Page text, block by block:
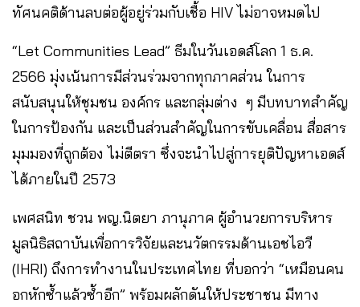
ทัศนคติด้านลบต่อผู้อยู่ร่วมกับเชื้อ HIV ไม่อาจหมดไป
“Let Communities Lead” ธีมในวันเอดส์โลก 1 ธ.ค.
2566 มุ่งเน้นการมีส่วนร่วมจากทุกภาคส่วน ในการ
สนับสนุนให้ชุมชน องค์กร และกลุ่มต่าง ๆ มีบทบาทสำคัญ
ในการป้องกัน และเป็นส่วนสำคัญในการขับเคลื่อน สื่อสาร
มุมมองที่ถูกต้อง ไม่ตีตรา ซึ่งจะนำไปสู่การยุติปัญหาเอดส์
ได้ภายในปี 2573
เพศสนิท ชวน พญ.นิตยา ภานุภาค ผู้อำนวยการบริหาร
มูลนิธิสถาบันเพื่อการวิจัยและนวัตกรรมด้านเอชไอวี
(IHRI) ถึงการทำงานในประเทศไทย ที่บอกว่า “เหมือนคน
อกหักซ้ำแล้วซ้ำอีก” พร้อมผลักดันให้ประชาชน มีทาง